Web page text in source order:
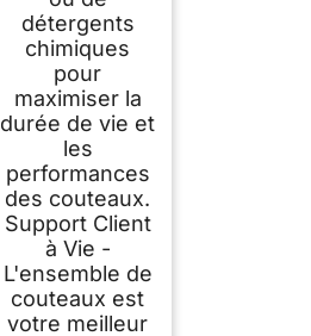
détergents
chimiques
pour
maximiser la
durée de vie et
les
performances
des couteaux.
Support Client
à Vie -
L'ensemble de
couteaux est
votre meilleur